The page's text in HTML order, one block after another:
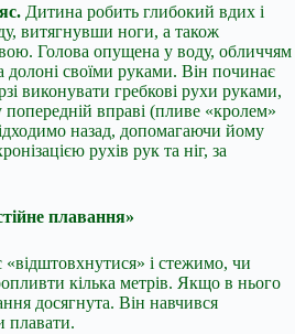
Дитина робить глибокий вдих і
витягнувши ноги, а також
Голова опущена у воду, обличчям
долоні своїми руками. Він починає
виконувати гребкові рухи руками,
вправі (пливе «кролем»
назад, допомагаючи йому
рухів рук та ніг, за
плавання»
«відштовхнутися» і стежимо, чи
кілька метрів. Якщо в нього
досягнута. Він навчився
плавати.